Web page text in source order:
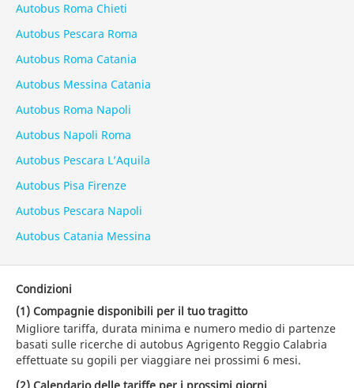
Autobus Roma Chieti
Autobus Pescara Roma
Autobus Roma Catania
Autobus Messina Catania
Autobus Roma Napoli
Autobus Napoli Roma
Autobus Pescara L’Aquila
Autobus Pisa Firenze
Autobus Pescara Napoli
Autobus Catania Messina
Condizioni
(1) Compagnie disponibili per il tuo tragitto
Migliore tariffa, durata minima e numero medio di partenze
basati sulle ricerche di autobus Agrigento Reggio Calabria
effettuate su gopili per viaggiare nei prossimi 6 mesi.